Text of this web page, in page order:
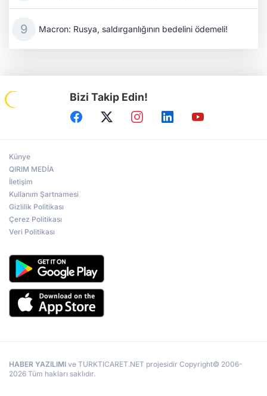
Macron: Rusya, saldırganlığının bedelini ödemeli!
Bizi Takip Edin!
Künye
QIRIM MEDİA
İletişim
Kullanım Şartnamesi
Gizlilik Politikası
Çerez Politikası
Veri Politikası
HABER YAZILIMI ve TURKTICARET.NET projesidir Copyright© 2006-
2026 Tüm hakları saklıdır.